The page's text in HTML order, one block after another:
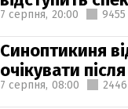
7 серпня, 20:00 9455
Синоптикиня
очікувати
7 серпня, 08:00 2446